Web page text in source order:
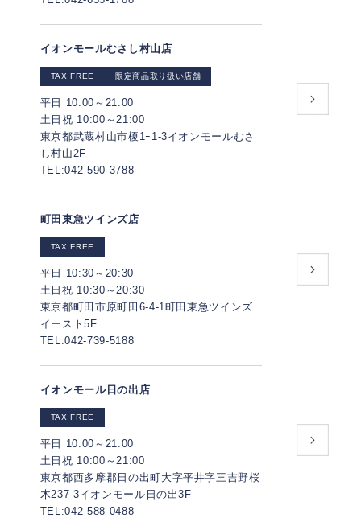
イオンモールむさし村山店
TAX FREE 限定商品取り扱い店舗
平日 10:00～21:00
土日祝 10:00～21:00
東京都武蔵村山市榎1ｰ1-3イオンモールむさ
し村山2F
TEL:042-590-3788
町田東急ツインズ店
TAX FREE
平日 10:30～20:30
土日祝 10:30～20:30
東京都町田市原町田6-4-1町田東急ツインズ
イースト5F
TEL:042-739-5188
イオンモール日の出店
TAX FREE
平日 10:00～21:00
土日祝 10:00～21:00
東京都西多摩郡日の出町大字平井字三吉野桜
木237-3イオンモール日の出3F
TEL:042-588-0488